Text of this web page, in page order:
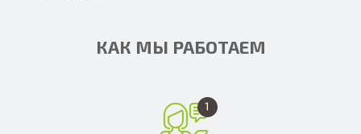
КАК МЫ РАБОТАЕМ